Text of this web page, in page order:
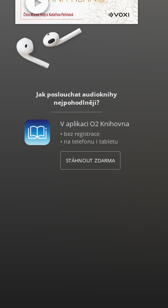
Jak poslouchat audioknihy
nejpohodlněji?
V aplikaci O2 Knihovna
• bez registrace
• na telefonu i tabletu
STÁHNOUT ZDARMA